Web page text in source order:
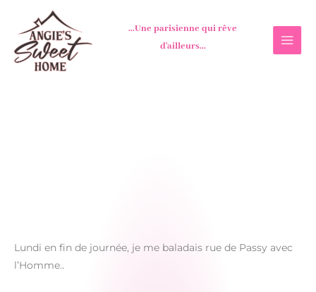
contenu
...Une parisienne qui rêve
d'ailleurs...
Lundi en fin de journée, je me baladais rue de Passy avec
l’Homme..